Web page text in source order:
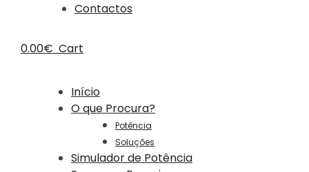
Contactos
0.00€ Cart
Início
O que Procura?
Potência
Soluções
Simulador de Potência